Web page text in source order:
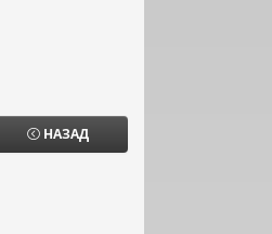
НАЗАД